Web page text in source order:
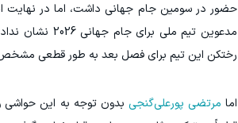
حضور در سومین جام جهانی داشت، اما در نهایت
مدعوین تیم ملی برای جام جهانی 2026 نشان نداد. گرچه یک سال از قرارداد
رختکن این تیم برای فصل بعد به طور قطعی مشخص
اما مرتضی پورعلی‌گنجی بدون توجه به این حواشی